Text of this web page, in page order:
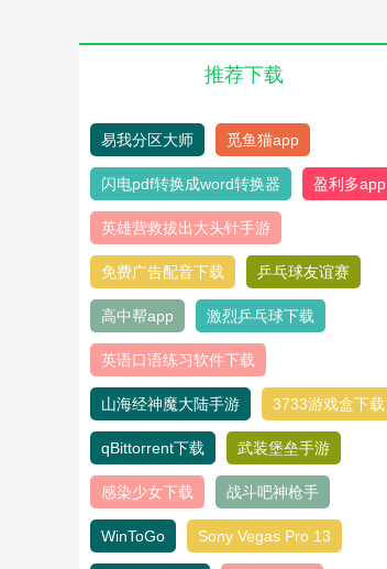
推荐下载
易我分区大师 觅鱼猫app
闪电pdf转换成word转换器 盈利多app
英雄营救拔出大头针手游
免费广告配音下载 乒乓球友谊赛
高中帮app 激烈乒乓球下载
英语口语练习软件下载
山海经神魔大陆手游 3733游戏盒下载
qBittorrent下载 武装堡垒手游
感染少女下载 战斗吧神枪手
WinToGo Sony Vegas Pro 13